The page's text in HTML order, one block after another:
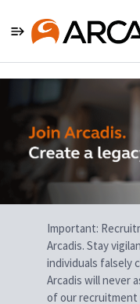
Single
Position
Important:
Arcadis. Stay
individuals falsely
Arcadis will never
of our recruitment